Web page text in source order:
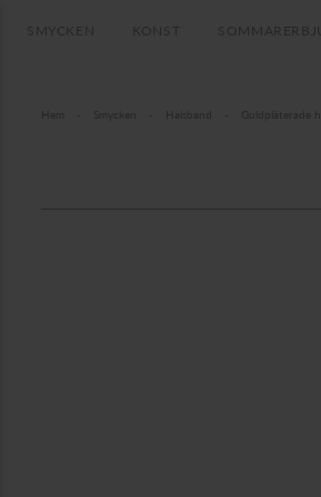
SMYCKEN KONST
Hem - Smycken - Halsband - Guldpläterade